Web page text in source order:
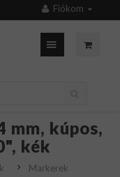
Fiókom
mm, kúpos,
kék
Markerek